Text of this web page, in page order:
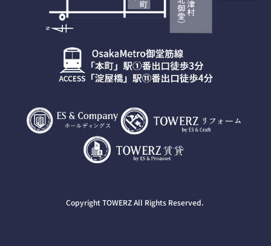
Copyright TOWERZ All Rights Reserved.